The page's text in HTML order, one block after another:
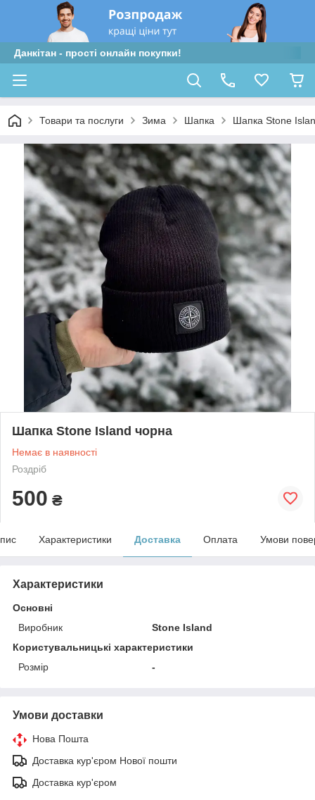
Данкітан - прості онлайн покупки!
Товари та послуги Зима Шапка Шапка Stone
Шапка Stone Island чорна
Немає в наявності
Роздріб
500 ₴
Характеристики Доставка Оплата Умови
Характеристики
Основні
Виробник
Stone Island
Користувальницькі характеристики
Розмір
-
Умови доставки
Нова Пошта
Доставка кур'єром Нової пошти
Доставка кур'єром